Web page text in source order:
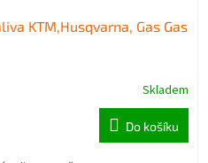
KTM,Husqvarna, Gas Gas
Skladem
Do košíku